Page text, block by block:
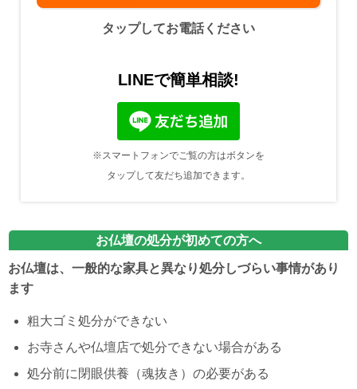
タップしてお電話ください
LINEで簡単相談!
※スマートフォンでご覧の方はボタンを
タップして友だち追加できます。
お仏壇の処分が初めての方へ
お仏壇は、一般的な家具と異なり処分しづらい事情があり
ます
粗大ゴミ処分ができない
お寺さんや仏壇店で処分できない場合がある
処分前に閉眼供養（魂抜き）の必要がある